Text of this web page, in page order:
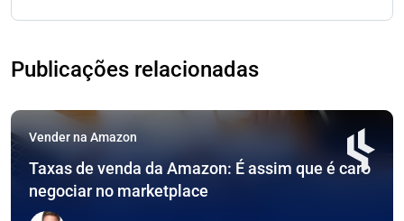
Publicações relacionadas
Vender na Amazon
Taxas de venda da Amazon: É assim que é caro
negociar no marketplace